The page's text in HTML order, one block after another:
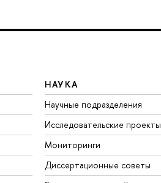
НАУКА
Научные подразделения
Исследовательские проекты
Мониторинги
Диссертационные советы